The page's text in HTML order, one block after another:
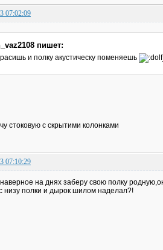
07:02:09
пишет:
и полку акустическу поменяешь
стоковую с скрытими колонками
07:10:29
на днях заберу свою полку
низу полки и дырок шилом наделал?!